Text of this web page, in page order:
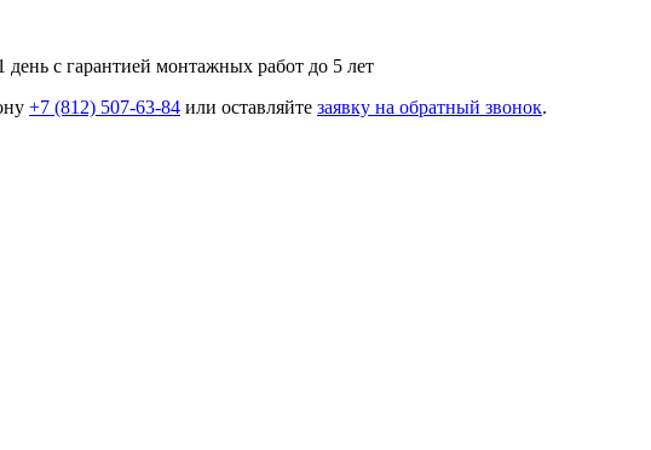
с гарантией монтажных работ до 5 лет
+7 (812) 507-63-84 или оставляйте заявку на обратный звонок.